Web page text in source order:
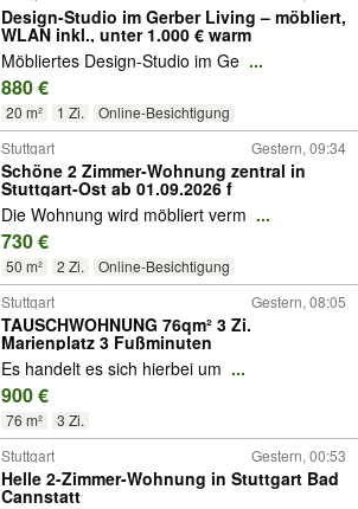
Design-Studio im Gerber Living – möbliert,
WLAN inkl., unter 1.000 € warm
Möbliertes Design-Studio im Ge ...
880 €
20 m² 1 Zi. Online-Besichtigung
Stuttgart Gestern, 09:34
Schöne 2 Zimmer-Wohnung zentral in
Stuttgart-Ost ab 01.09.2026 f
Die Wohnung wird möbliert verm ...
730 €
50 m² 2 Zi. Online-Besichtigung
Stuttgart Gestern, 08:05
TAUSCHWOHNUNG 76qm² 3 Zi.
Marienplatz 3 Fußminuten
Es handelt es sich hierbei um ...
900 €
76 m² 3 Zi.
Stuttgart Gestern, 00:53
Helle 2-Zimmer-Wohnung in Stuttgart Bad
Cannstatt